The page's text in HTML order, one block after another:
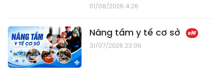
01/08/2026 4:26
Nâng tầm y tế cơ sở
31/07/2026 23:06